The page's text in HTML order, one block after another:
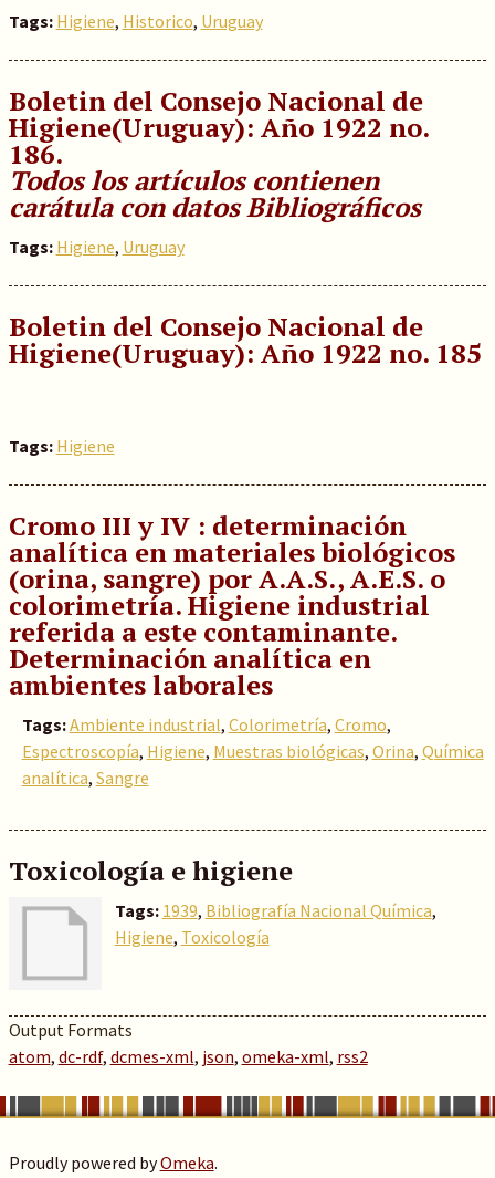
Tags: Higiene, Historico, Uruguay
Boletin del Consejo Nacional de
Higiene(Uruguay): Año 1922 no.
186.
Todos los artículos contienen
carátula con datos Bibliográficos
Tags: Higiene, Uruguay
Boletin del Consejo Nacional de
Higiene(Uruguay): Año 1922 no. 185
Tags: Higiene
Cromo III y IV : determinación
analítica en materiales biológicos
(orina, sangre) por A.A.S., A.E.S. o
colorimetría. Higiene industrial
referida a este contaminante.
Determinación analítica en
ambientes laborales
Tags:Ambiente industrial, Colorimetría, Cromo,
Espectroscopía, Higiene, Muestras biológicas, Orina, Química
analítica, Sangre
Toxicología e higiene
Tags: 1939, Bibliografía Nacional Química,
Higiene, Toxicología
Output Formats
atom, dc-rdf, dcmes-xml, json, omeka-xml, rss2
Proudly powered byOmeka.